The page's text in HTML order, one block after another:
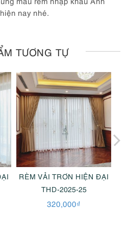
nay nhé.
TƯƠNG TỰ
RÈM VẢI TRƠN HIỆN ĐẠI
THD-2025-25
320,000₫